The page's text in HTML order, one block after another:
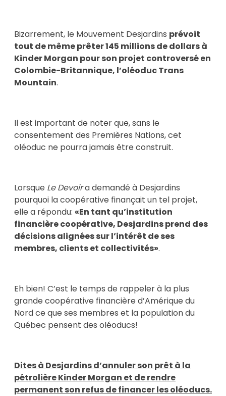
Bizarrement, le Mouvement Desjardins prévoit
tout de même prêter 145 millions de dollars à
Kinder Morgan pour son projet controversé en
Colombie-Britannique, l’oléoduc Trans
Mountain.
Il est important de noter que, sans le
consentement des Premières Nations, cet
oléoduc ne pourra jamais être construit.
Lorsque Le Devoira demandé à Desjardins
pourquoi la coopérative finançait un tel projet,
elle a répondu: «En tant qu’institution
financière coopérative, Desjardins prend des
décisions alignées sur l’intérêt de ses
membres, clients et collectivités».
Eh bien! C’est le temps de rappeler à la plus
grande coopérative financière d’Amérique du
Nord ce que ses membres et la population du
Québec pensent des oléoducs!
Dites à Desjardins d’annuler son prêt à la
pétrolière Kinder Morgan et de rendre
permanent son refus de financer les oléoducs.